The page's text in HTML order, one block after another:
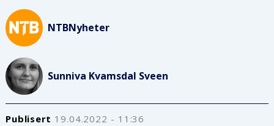
NTBNyheter
Sunniva Kvamsdal Sveen
Publisert
19.04.2022 - 11:36